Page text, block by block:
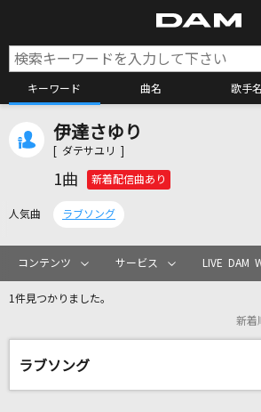
キーワード 曲名 歌手名
カラオケリクエスト
伊達さゆり
[ ダテサユリ ]
1曲 新着配信曲あり
人気曲 ラブソング
コンテンツ サービス LIVE DAM
1件見つかりました。
新着
ラブソング